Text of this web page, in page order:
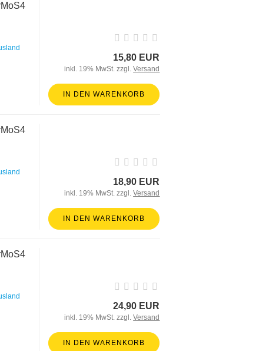
15,80 EUR
inkl. 19% MwSt. zzgl.Versand
IN DEN WARENKORB
18,90 EUR
inkl. 19% MwSt. zzgl.Versand
IN DEN WARENKORB
24,90 EUR
inkl. 19% MwSt. zzgl.Versand
IN DEN WARENKORB